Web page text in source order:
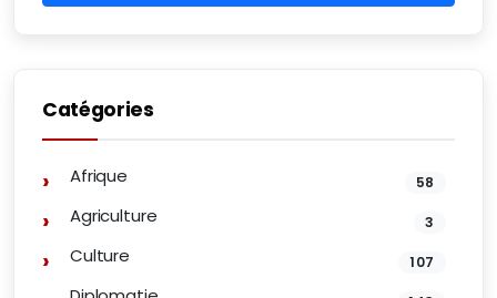
Catégories
Afrique 58
Agriculture 3
Culture 107